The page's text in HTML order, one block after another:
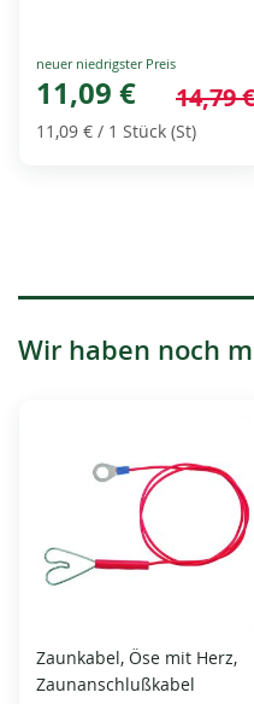
Special
Price
11,09 € 14,79 €
11,09 € / 1 Stück (St)
Wir haben noch
Zaunkabel, Öse mit Herz,
Zaunanschlußkabel